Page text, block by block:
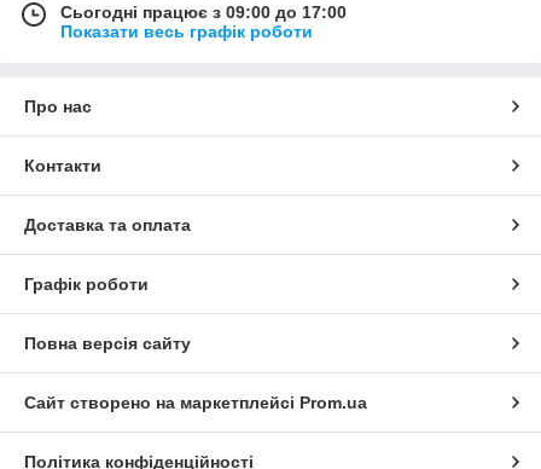
Сьогодні працює з 09:00 до 17:00
Показати весь графік роботи
Про нас
Контакти
Доставка та оплата
Графік роботи
Повна версія сайту
Сайт створено на маркетплейсі Prom.ua
Політика конфіденційності